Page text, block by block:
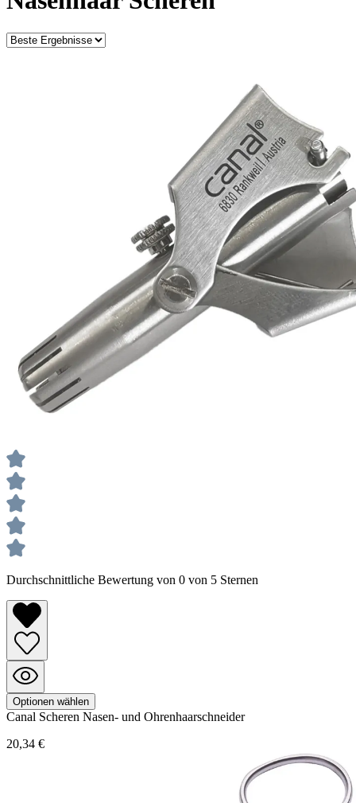
Durchschnittliche Bewertung von 0 von 5 Sternen
Optionen wählen
Canal Scheren Nasen- und Ohrenhaarschneider
20,34 €